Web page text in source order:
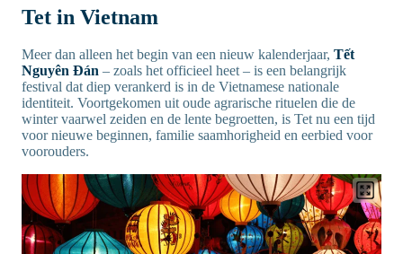
Tet in Vietnam
Meer dan alleen het begin van een nieuw kalenderjaar, Tết
Nguyên Đán – zoals het officieel heet – is een belangrijk
festival dat diep verankerd is in de Vietnamese nationale
identiteit. Voortgekomen uit oude agrarische rituelen die de
winter vaarwel zeiden en de lente begroetten, is Tet nu een tijd
voor nieuwe beginnen, familie saamhorigheid en eerbied voor
voorouders.